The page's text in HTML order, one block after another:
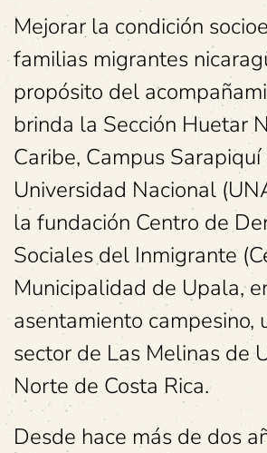
Mejorar la condición
familias migrantes
propósito del
brinda la Sección Huetar
Caribe, Campus
Universidad Nacional
la fundación Centro de
Sociales del Inmigrante
Municipalidad de Upala,
asentamiento campesino,
sector de Las Melinas de
Norte de Costa Rica.
Desde hace más de dos